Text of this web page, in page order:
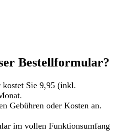
Bestellformular?
Sie 9,95 (inkl.
Gebühren oder Kosten an.
im vollen Funktionsumfang